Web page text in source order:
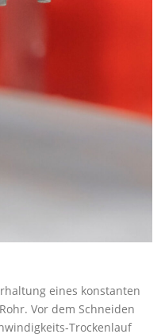
eines konstanten
Vor dem Schneiden
Trockenlauf